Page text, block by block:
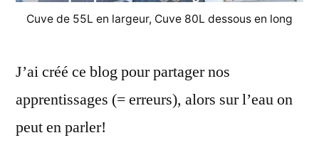
Cuve de 55L en largeur, Cuve 80L dessous en long
J’ai créé ce blog pour partager nos
apprentissages (= erreurs), alors sur l’eau on
peut en parler!